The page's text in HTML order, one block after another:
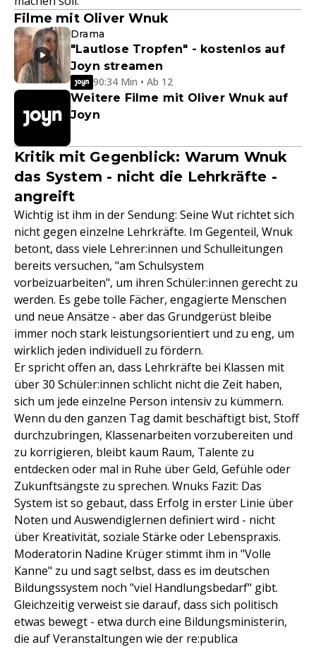
Filme mit Oliver Wnuk
Drama
"Lautlose Tropfen" - kostenlos auf
Joyn streamen
90:34 Min • Ab 12
Weitere Filme mit Oliver Wnuk auf
Joyn
Kritik mit Gegenblick: Warum Wnuk
das System - nicht die Lehrkräfte -
angreift
Wichtig ist ihm in der Sendung: Seine Wut richtet sich
nicht gegen einzelne Lehrkräfte. Im Gegenteil, Wnuk
betont, dass viele Lehrer:innen und Schulleitungen
bereits versuchen, "am Schulsystem
vorbeizuarbeiten", um ihren Schüler:innen gerecht zu
werden. Es gebe tolle Fächer, engagierte Menschen
und neue Ansätze - aber das Grundgerüst bleibe
immer noch stark leistungsorientiert und zu eng, um
wirklich jeden individuell zu fördern.
Er spricht offen an, dass Lehrkräfte bei Klassen mit
über 30 Schüler:innen schlicht nicht die Zeit haben,
sich um jede einzelne Person intensiv zu kümmern.
Wenn du den ganzen Tag damit beschäftigt bist, Stoff
durchzubringen, Klassenarbeiten vorzubereiten und
zu korrigieren, bleibt kaum Raum, Talente zu
entdecken oder mal in Ruhe über Geld, Gefühle oder
Zukunftsängste zu sprechen. Wnuks Fazit: Das
System ist so gebaut, dass Erfolg in erster Linie über
Noten und Auswendiglernen definiert wird - nicht
über Kreativität, soziale Stärke oder Lebenspraxis.
Moderatorin Nadine Krüger stimmt ihm in "Volle
Kanne" zu und sagt selbst, dass es im deutschen
Bildungssystem noch "viel Handlungsbedarf" gibt.
Gleichzeitig verweist sie darauf, dass sich politisch
etwas bewegt - etwa durch eine Bildungsministerin,
die auf Veranstaltungen wie der re:publica